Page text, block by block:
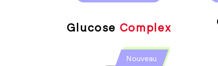
Glucose Complex
Nouveau